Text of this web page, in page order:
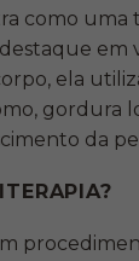
como uma
em
ela
gordura
da